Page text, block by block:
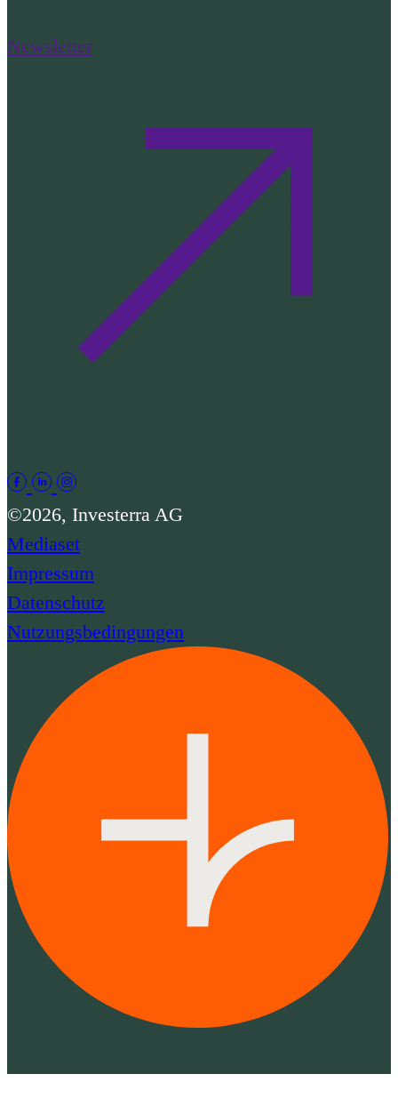
Newsletter
©2026, Investerra AG
Mediaset
Impressum
Datenschutz
Nutzungsbedingungen